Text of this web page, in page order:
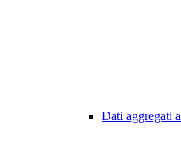
Dati aggregati